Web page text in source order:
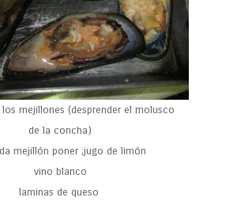
los mejillones (desprender el molusco
de la concha)
mejillón poner ;jugo de limón
vino blanco
laminas de queso